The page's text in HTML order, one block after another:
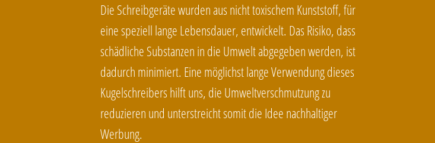
Die Schreibgeräte wurden aus nicht toxischem Kunststoff, für
eine speziell lange Lebensdauer, entwickelt. Das Risiko, dass
schädliche Substanzen in die Umwelt abgegeben werden, ist
dadurch minimiert. Eine möglichst lange Verwendung dieses
Kugelschreibers hilft uns, die Umweltverschmutzung zu
reduzieren und unterstreicht somit die Idee nachhaltiger
Werbung.